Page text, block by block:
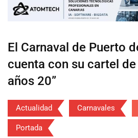
El Carnaval de Puerto
cuenta con su cartel
años 20”
Actualidad Carnavales
Portada